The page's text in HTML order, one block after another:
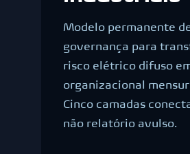
Modelo permanente
governança para
risco elétrico difuso
organizacional
Cinco camadas
não relatório avulso.